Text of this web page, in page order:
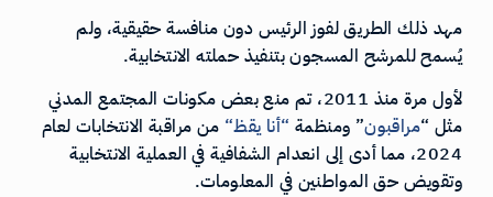
مهد ذلك الطريق لفوز الرئيس دون منافسة حقيقية، ولم
يُسمح للمرشح المسجون بتنفيذ حملته الانتخابية.
لأول مرة منذ 2011، تم منع بعض مكونات المجتمع المدني
مثل “مراقبون” ومنظمة “أنا يقظ“ من مراقبة الانتخابات لعام
2024، مما أدى إلى انعدام الشفافية في العملية الانتخابية
وتقويض حق المواطنين في المعلومات.